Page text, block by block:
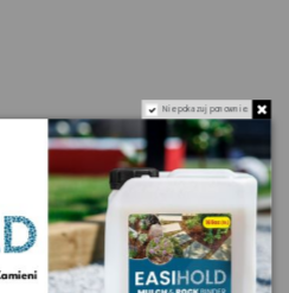
ogrodowe jest modnym i
możesz wykorzystać przy aranżacji
balkonu. Sprawdzi się także w
konstrukcja wykonana jest ze
czemu jest niezwykle trwała i
prosta obrzeże ogrodowe ozdobi
Nie pokazuj ponownie.